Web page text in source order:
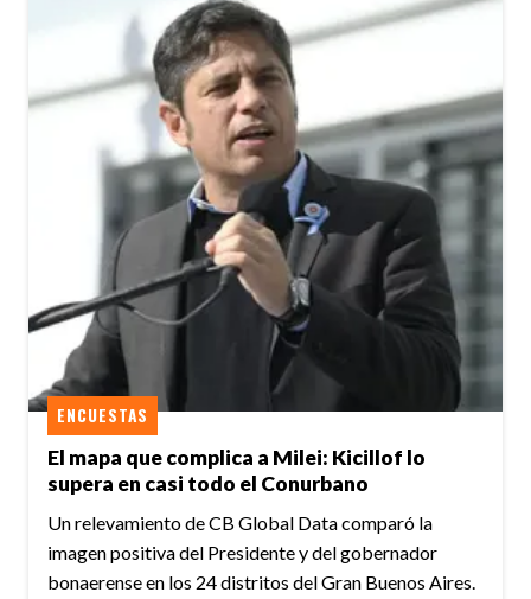
El mapa que complica a Milei: Kicillof lo
supera en casi todo el Conurbano
ENCUESTAS
Un relevamiento de CB Global Data comparó la
imagen positiva del Presidente y del gobernador
bonaerense en los 24 distritos del Gran Buenos Aires.